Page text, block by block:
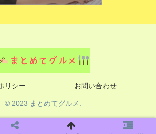
リシー お問い合わせ
© 2023 まとめてグルメ.